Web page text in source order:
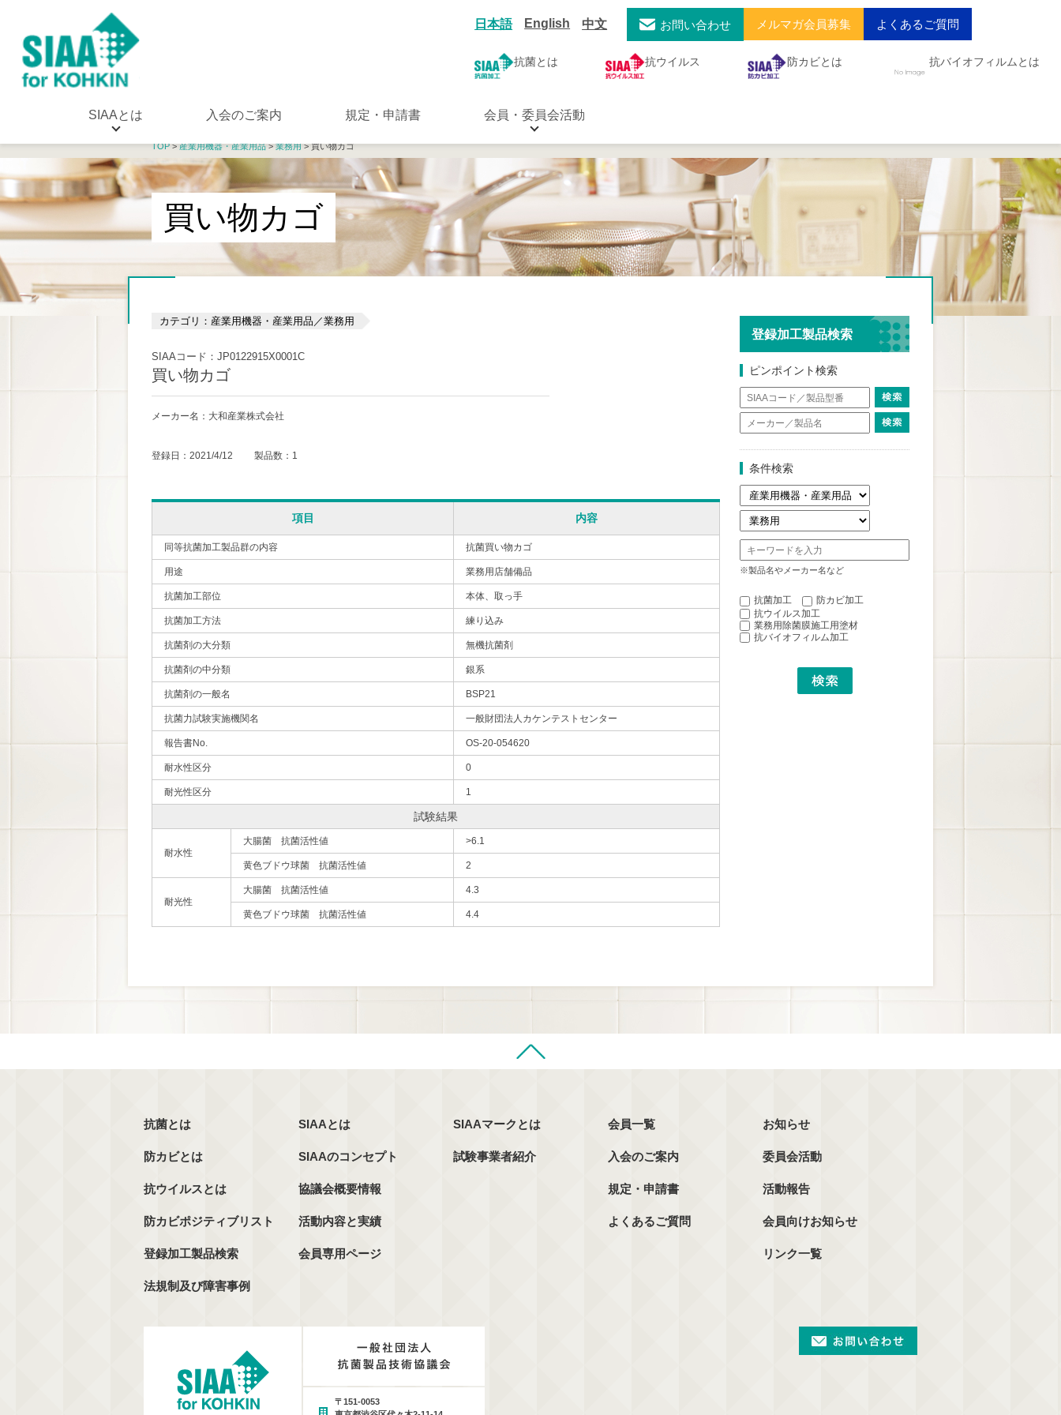
日本語 English 中文 お問い合わせ メルマガ会員募集 よくあるご質問
抗菌とは 抗ウイルス 防カビとは 抗バイオフィルムとは
SIAAとは 入会のご案内 規定・申請書 会員・委員会活動
TOP>産業用機器・産業用品>業務用> 買い物カゴ
買い物カゴ
カテゴリ：産業用機器・産業用品／業務用
SIAAコード：JP0122915X0001C
買い物カゴ
メーカー名：大和産業株式会社
登録日：2021/4/12 製品数：1
項目 内容
同等抗菌加工製品群の内容 抗菌買い物カゴ
用途 業務用店舗備品
抗菌加工部位 本体、取っ手
抗菌加工方法 練り込み
抗菌剤の大分類 無機抗菌剤
抗菌剤の中分類 銀系
抗菌剤の一般名 BSP21
抗菌力試験実施機関名 一般財団法人カケンテストセンター
報告書No. OS-20-054620
耐水性区分 0
耐光性区分 1
試験結果
耐水性
大腸菌 抗菌活性値 >6.1
黄色ブドウ球菌 抗菌活性値 2
耐光性
大腸菌 抗菌活性値 4.3
黄色ブドウ球菌 抗菌活性値 4.4
登録加工製品検索
ピンポイント検索
条件検索
※製品名やメーカー名など
抗菌加工
防カビ加工
抗ウイルス加工
業務用除菌膜施工用塗材
抗バイオフィルム加工
抗菌とは
防カビとは
抗ウイルスとは
防カビポジティブリスト
登録加工製品検索
法規制及び障害事例
SIAAとは
SIAAのコンセプト
協議会概要情報
活動内容と実績
会員専用ページ
SIAAマークとは
試験事業者紹介
会員一覧
入会のご案内
規定・申請書
よくあるご質問
お知らせ
委員会活動
活動報告
会員向けお知らせ
リンク一覧
〒151-0053